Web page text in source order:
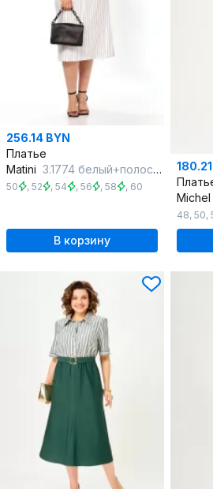
256.14 BYN
Платье
Matini 3.1774 белый+полоска
50 , 52 , 54 , 56 , 58 , 60
В корзину
Michel
48, 50,